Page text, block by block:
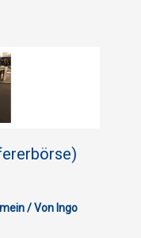
/ Von Ingo